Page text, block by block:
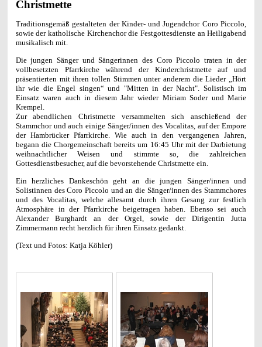
Christmette
Traditionsgemäß gestalteten der Kinder- und Jugendchor Coro Piccolo,
sowie der katholische Kirchenchor die Festgottesdienste an Heiligabend
musikalisch mit.
Die jungen Sänger und Sängerinnen des Coro Piccolo traten in der
vollbesetzten Pfarrkirche während der Kinderchristmette auf und
präsentierten mit ihren tollen Stimmen unter anderem die Lieder „Hört
ihr wie die Engel singen“ und "Mitten in der Nacht". Solistisch im
Einsatz waren auch in diesem Jahr wieder Miriam Soder und Marie
Krempel.
Zur abendlichen Christmette versammelten sich anschießend der
Stammchor und auch einige Sänger/innen des Vocalitas, auf der Empore
der Hambrücker Pfarrkirche. Wie auch in den vergangenen Jahren,
begann die Chorgemeinschaft bereits um 16:45 Uhr mit der Darbietung
weihnachtlicher Weisen und stimmte so, die zahlreichen
Gottesdienstbesucher, auf die bevorstehende Christmette ein.
Ein herzliches Dankeschön geht an die jungen Sänger/innen und
Solistinnen des Coro Piccolo und an die Sänger/innen des Stammchores
und des Vocalitas, welche allesamt durch ihren Gesang zur festlich
Atmosphäre in der Pfarrkirche beigetragen haben. Ebenso sei auch
Alexander Burghardt an der Orgel, sowie der Dirigentin Jutta
Zimmermann recht herzlich für ihren Einsatz gedankt.
(Text und Fotos: Katja Köhler)